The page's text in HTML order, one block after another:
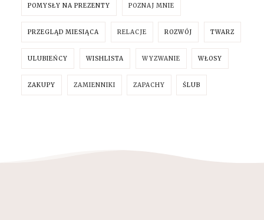
POMYSŁY NA PREZENTY POZNAJ MNIE
PRZEGLĄD MIESIĄCA RELACJE ROZWÓJ TWARZ
ULUBIEŃCY WISHLISTA WYZWANIE WŁOSY
ZAKUPY ZAMIENNIKI ZAPACHY ŚLUB